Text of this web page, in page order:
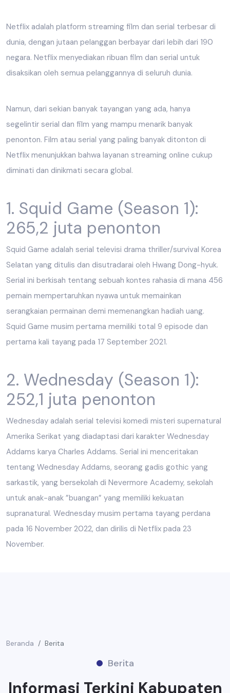
Netflix adalah platform streaming film dan serial terbesar di
dunia, dengan jutaan pelanggan berbayar dari lebih dari 190
negara. Netflix menyediakan ribuan film dan serial untuk
disaksikan oleh semua pelanggannya di seluruh dunia.
Namun, dari sekian banyak tayangan yang ada, hanya
segelintir serial dan film yang mampu menarik banyak
penonton. Film atau serial yang paling banyak ditonton di
Netflix menunjukkan bahwa layanan streaming online cukup
diminati dan dinikmati secara global.
1. Squid Game (Season 1):
265,2 juta penonton
Squid Game adalah serial televisi drama thriller/survival Korea
Selatan yang ditulis dan disutradarai oleh Hwang Dong-hyuk.
Serial ini berkisah tentang sebuah kontes rahasia di mana 456
pemain mempertaruhkan nyawa untuk memainkan
serangkaian permainan demi memenangkan hadiah uang.
Squid Game musim pertama memiliki total 9 episode dan
pertama kali tayang pada 17 September 2021.
2. Wednesday (Season 1):
252,1 juta penonton
Wednesday adalah serial televisi komedi misteri supernatural
Amerika Serikat yang diadaptasi dari karakter Wednesday
Addams karya Charles Addams. Serial ini menceritakan
tentang Wednesday Addams, seorang gadis gothic yang
sarkastik, yang bersekolah di Nevermore Academy, sekolah
untuk anak-anak ”buangan” yang memiliki kekuatan
supranatural. Wednesday musim pertama tayang perdana
pada 16 November 2022, dan dirilis di Netflix pada 23
November.
Beranda Berita
Berita
Informasi Terkini Kabupaten